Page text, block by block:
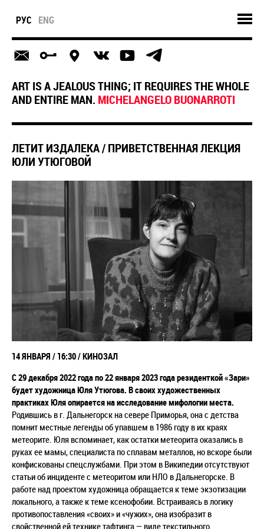
РУС ENG
ART IS A JEALOUS THING; IT REQUIRES THE WHOLE
AND ENTIRE MAN. MICHELANGELO BUONARROTI
ЛЕТИТ ИЗДАЛЕКА / ПРИВЕТСТВЕННАЯ ЛЕКЦИЯ
ЮЛИ УТЮГОВОЙ
14 ЯНВАРЯ / 16:30 / КИНОЗАЛ
С 29 декабря 2022 года по 22 января 2023 года резиденткой «Зари»
будет художница Юля Утюгова. В своих художественных
практиках Юля опирается на исследование мифологии места.
Родившись в г. Дальнегорск на севере Приморья, она с детства
помнит местные легенды об упавшем в 1986 году в их краях
метеорите. Юля вспоминает, как остатки метеорита оказались в
руках ее мамы, специалиста по сплавам металлов, но вскоре были
конфискованы спецслужбами. При этом в Википедии отсутствуют
статьи об инциденте с метеоритом или НЛО в Дальнегорске. В
работе над проектом художница обращается к теме экзотизации
локального, а также к теме ксенофобии. Встраиваясь в логику
противопоставления «своих» и «чужих», она изобразит в
свойственной ей технике тафтинга — виде текстильного